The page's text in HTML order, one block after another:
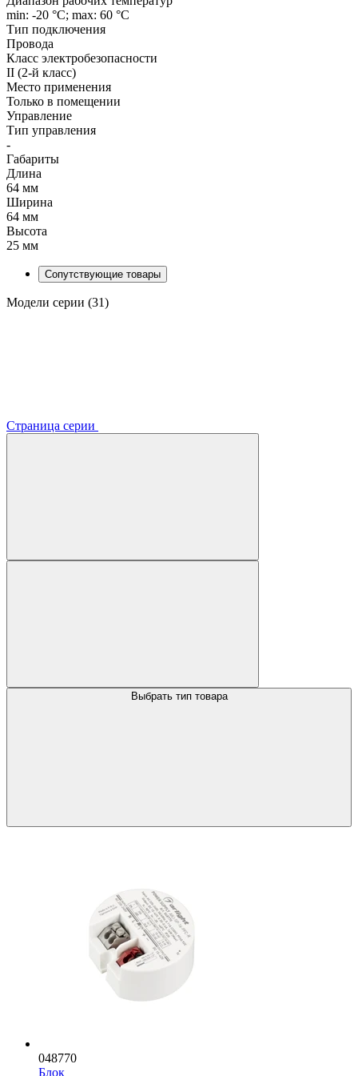
min: -20 °C; max: 60 °C
Тип подключения
Провода
Класс электробезопасности
II (2-й класс)
Место применения
Только в помещении
Управление
Тип управления
-
Габариты
Длина
64 мм
Ширина
64 мм
Высота
25 мм
Сопутствующие товары
Модели серии (31)
Страница серии
Выбрать тип товара
048770
Блок